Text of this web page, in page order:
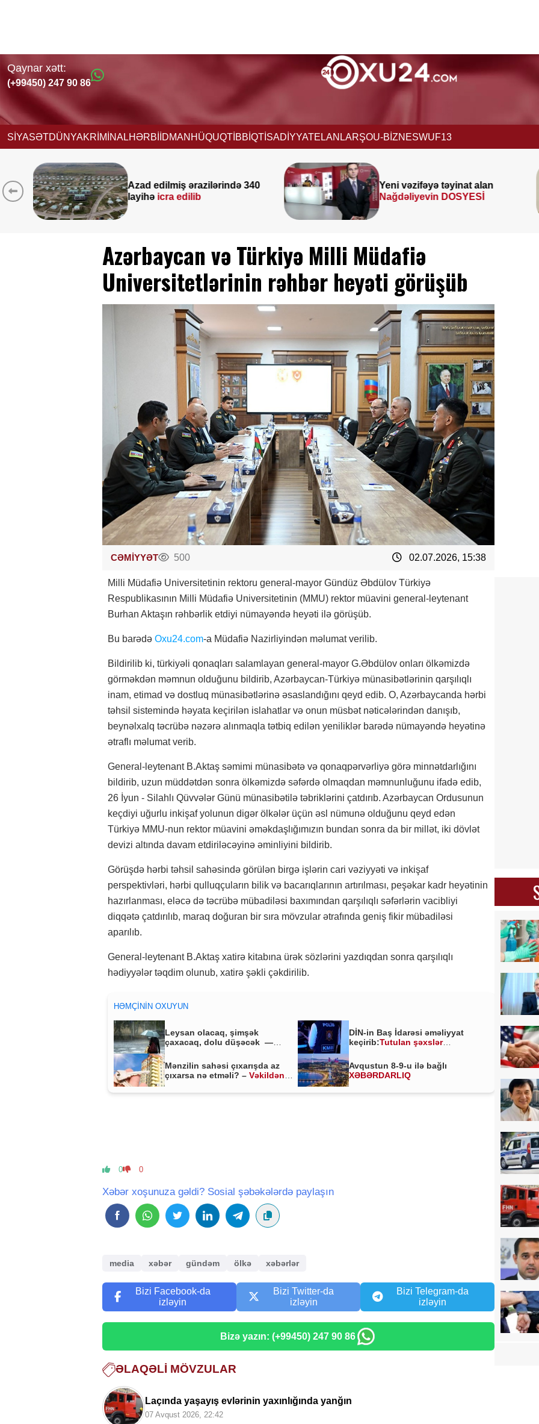
Qaynar xətt:
(+99450) 247 90 86
SİYASƏTDÜNYAKRİMİNAL HƏRBİİDMANHÜQUQTİBBİQTİSADİYYATELANLARŞOU-BİZNESWUF13
340
Yeni vəzifəyə təyinat alan
Nağdəliyevin DOSYESİ
PrezidentSƏRƏNCAM
İMZALADI
Azərbaycan və Türkiyə Milli Müdafiə
Universitetlərinin rəhbər heyəti görüşüb
CƏMİYYƏT 500 02.07.2026, 15:38
Milli Müdafiə Universitetinin rektoru general-mayor Gündüz Əbdülov Türkiyə
Respublikasının Milli Müdafiə Universitetinin (MMU) rektor müavini general-leytenant
Burhan Aktaşın rəhbərlik etdiyi nümayəndə heyəti ilə görüşüb.
Bu barədəOxu24.com-a Müdafiə Nazirliyindən məlumat verilib.
Bildirilib ki, türkiyəli qonaqları salamlayan general-mayor G.Əbdülov onları ölkəmizdə
görməkdən məmnun olduğunu bildirib, Azərbaycan-Türkiyə münasibətlərinin qarşılıqlı
inam, etimad və dostluq münasibətlərinə əsaslandığını qeyd edib. O, Azərbaycanda hərbi
təhsil sistemində həyata keçirilən islahatlar və onun müsbət nəticələrindən danışıb,
beynəlxalq təcrübə nəzərə alınmaqla tətbiq edilən yeniliklər barədə nümayəndə heyətinə
ətraflı məlumat verib.
General-leytenant B.Aktaş səmimi münasibətə və qonaqpərvərliyə görə minnətdarlığını
bildirib, uzun müddətdən sonra ölkəmizdə səfərdə olmaqdan məmnunluğunu ifadə edib,
26 İyun - Silahlı Qüvvələr Günü münasibətilə təbriklərini çatdırıb. Azərbaycan Ordusunun
keçdiyi uğurlu inkişaf yolunun digər ölkələr üçün əsl nümunə olduğunu qeyd edən
Türkiyə MMU-nun rektor müavini əməkdaşlığımızın bundan sonra da bir millət, iki dövlət
devizi altında davam etdiriləcəyinə əminliyini bildirib.
Görüşdə hərbi təhsil sahəsində görülən birgə işlərin cari vəziyyəti və inkişaf
perspektivləri, hərbi qulluqçuların bilik və bacarıqlarının artırılması, peşəkar kadr heyətinin
hazırlanması, eləcə də təcrübə mübadiləsi baxımından qarşılıqlı səfərlərin vacibliyi
diqqətə çatdırılıb, maraq doğuran bir sıra mövzular ətrafında geniş fikir mübadiləsi
aparılıb.
General-leytenant B.Aktaş xatirə kitabına ürək sözlərini yazdıqdan sonra qarşılıqlı
hədiyyələr təqdim olunub, xatirə şəkli çəkdirilib.
HƏMÇININ OXUYUN
Leysan olacaq, şimşək
çaxacaq, dolu düşəcək —
DİN-in Baş İdarəsi əməliyyat
keçirib:Tutulan şəxslər
Mənzilin sahəsi çıxarışda az
çıxarsa nə etməli? –Vəkildən
Avqustun 8-9-u ilə bağlı
XƏBƏRDARLIQ
0 0
Xəbər xoşunuza gəldi? Sosial şəbəkələrdə paylaşın
media xəbər gündəm ölkə xəbərlər
Bizi Facebook-da
izləyin
Bizi Twitter-da
izləyin
Bizi Telegram-da
izləyin
Bizə yazın: (+99450) 247 90 86
ƏLAQƏLI MÖVZULAR
Laçında yaşayış evlərinin yaxınlığında yanğın
07 Avqust 2026, 22:42